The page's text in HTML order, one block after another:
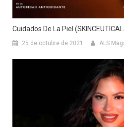
Cuidados De La Piel
25 de octubre de 2021 ALS